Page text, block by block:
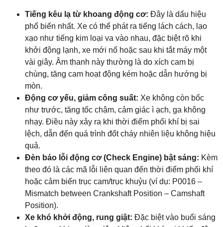
Tiếng kêu lạ từ khoang động cơ: Đây là dấu hiệu
phổ biến nhất. Xe có thể phát ra tiếng lách cách, lạo
xạo như tiếng kim loại va vào nhau, đặc biệt rõ khi
khởi động lạnh, xe mới nổ hoặc sau khi tắt máy một
vài giây. Âm thanh này thường là do xích cam bị
chùng, tăng cam hoạt động kém hoặc dẫn hướng bị
mòn.
Động cơ yếu, giảm công suất: Xe không còn bốc
như trước, tăng tốc chậm, cảm giác ì ạch, ga không
nhạy. Điều này xảy ra khi thời điểm phối khí bị sai
lệch, dẫn đến quá trình đốt cháy nhiên liệu không hiệu
quả.
Đèn báo lỗi động cơ (Check Engine) bật sáng: Kèm
theo đó là các mã lỗi liên quan đến thời điểm phối khí
hoặc cảm biến trục cam/trục khuỷu (ví dụ: P0016 –
Mismatch between Crankshaft Position – Camshaft
Position).
Xe khó khởi động, rung giật: Đặc biệt vào buổi sáng